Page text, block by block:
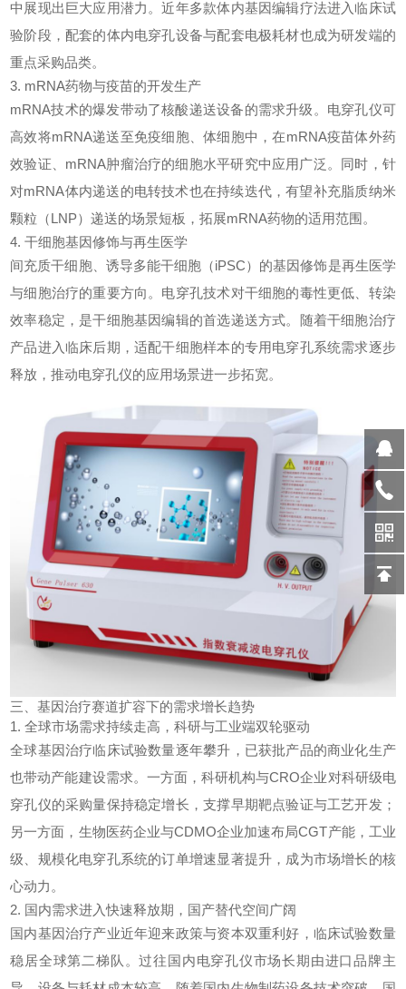
中展现出巨大应用潜力。近年多款体内基因编辑疗法进入临床试
验阶段，配套的体内电穿孔设备与配套电极耗材也成为研发端的
重点采购品类。
3. mRNA药物与疫苗的开发生产
mRNA技术的爆发带动了核酸递送设备的需求升级。电穿孔仪可
高效将mRNA递送至免疫细胞、体细胞中，在mRNA疫苗体外药
效验证、mRNA肿瘤治疗的细胞水平研究中应用广泛。同时，针
对mRNA体内递送的电转技术也在持续迭代，有望补充脂质纳米
颗粒（LNP）递送的场景短板，拓展mRNA药物的适用范围。
4. 干细胞基因修饰与再生医学
间充质干细胞、诱导多能干细胞（iPSC）的基因修饰是再生医学
与细胞治疗的重要方向。电穿孔技术对干细胞的毒性更低、转染
效率稳定，是干细胞基因编辑的首选递送方式。随着干细胞治疗
产品进入临床后期，适配干细胞样本的专用电穿孔系统需求逐步
释放，推动电穿孔仪的应用场景进一步拓宽。
三、基因治疗赛道扩容下的需求增长趋势
1. 全球市场需求持续走高，科研与工业端双轮驱动
全球基因治疗临床试验数量逐年攀升，已获批产品的商业化生产
也带动产能建设需求。一方面，科研机构与CRO企业对科研级电
穿孔仪的采购量保持稳定增长，支撑早期靶点验证与工艺开发；
另一方面，生物医药企业与CDMO企业加速布局CGT产能，工业
级、规模化电穿孔系统的订单增速显著提升，成为市场增长的核
心动力。
2. 国内需求进入快速释放期，国产替代空间广阔
国内基因治疗产业近年迎来政策与资本双重利好，临床试验数量
稳居全球第二梯队。过往国内电穿孔仪市场长期由进口品牌主